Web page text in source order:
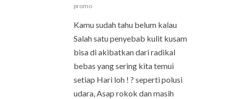
promo
Kamu sudah tahu belum kalau
Salah satu penyebab kulit kusam
bisa di akibatkan dari radikal
bebas yang sering kita temui
setiap Hari loh ! ? seperti polusi
udara, Asap rokok dan masih